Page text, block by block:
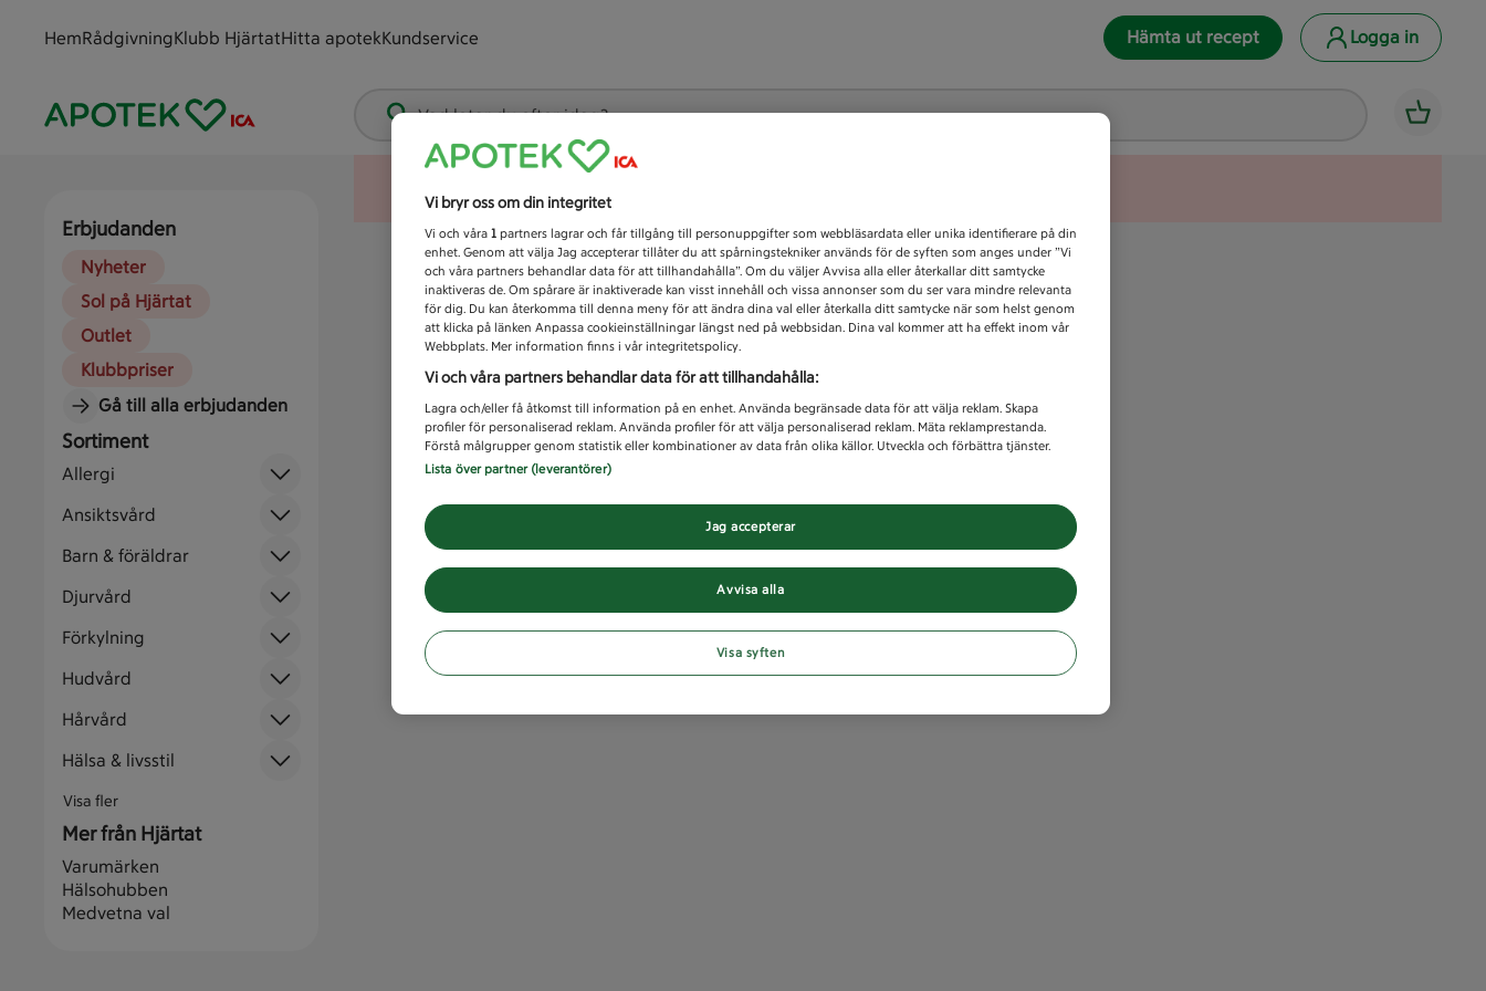
HemRådgivningKlubb HjärtatHitta apotekKundservice Hämta ut recept Logga in
Vad letar du efter idag?
Erbjudanden
Nyheter
Sol på Hjärtat
Outlet
Klubbpriser
Gå till alla erbjudanden
Sortiment
Allergi
Ansiktsvård
Barn & föräldrar
Djurvård
Förkylning
Hudvård
Hårvård
Hälsa & livsstil
Visa fler
Mer från Hjärtat
Varumärken
Hälsohubben
Medvetna val
Vi bryr oss om din integritet
Vi och våra 1 partners lagrar och får tillgång till personuppgifter som webbläsardata eller unika identifierare på din
enhet. Genom att välja Jag accepterar tillåter du att spårningstekniker används för de syften som anges under ”Vi
och våra partners behandlar data för att tillhandahålla”. Om du väljer Avvisa alla eller återkallar ditt samtycke
inaktiveras de. Om spårare är inaktiverade kan visst innehåll och vissa annonser som du ser vara mindre relevanta
för dig. Du kan återkomma till denna meny för att ändra dina val eller återkalla ditt samtycke när som helst genom
att klicka på länken Anpassa cookieinställningar längst ned på webbsidan. Dina val kommer att ha effekt inom vår
Webbplats. Mer information finns i vår integritetspolicy.
Vi och våra partners behandlar data för att tillhandahålla:
Lagra och/eller få åtkomst till information på en enhet. Använda begränsade data för att välja reklam. Skapa
profiler för personaliserad reklam. Använda profiler för att välja personaliserad reklam. Mäta reklamprestanda.
Förstå målgrupper genom statistik eller kombinationer av data från olika källor. Utveckla och förbättra tjänster.
Lista över partner (leverantörer)
Avvisa alla
Jag accepterar
Visa syften